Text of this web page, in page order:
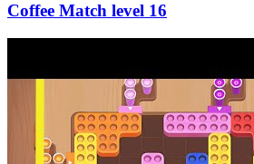
16